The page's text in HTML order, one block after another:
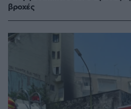
βροχές